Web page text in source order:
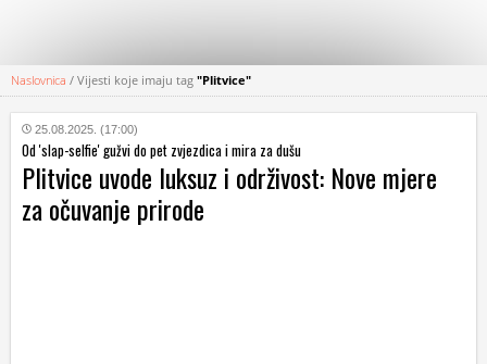
KATEGORIJE
HRVATSKI
WEB
Naslovnica / Vijesti koje imaju tag "Plitvice"
25.08.2025. (17:00)
Od 'slap-selfie' gužvi do pet zvjezdica i mira za dušu
Plitvice uvode luksuz i održivost: Nove mjere
za očuvanje prirode